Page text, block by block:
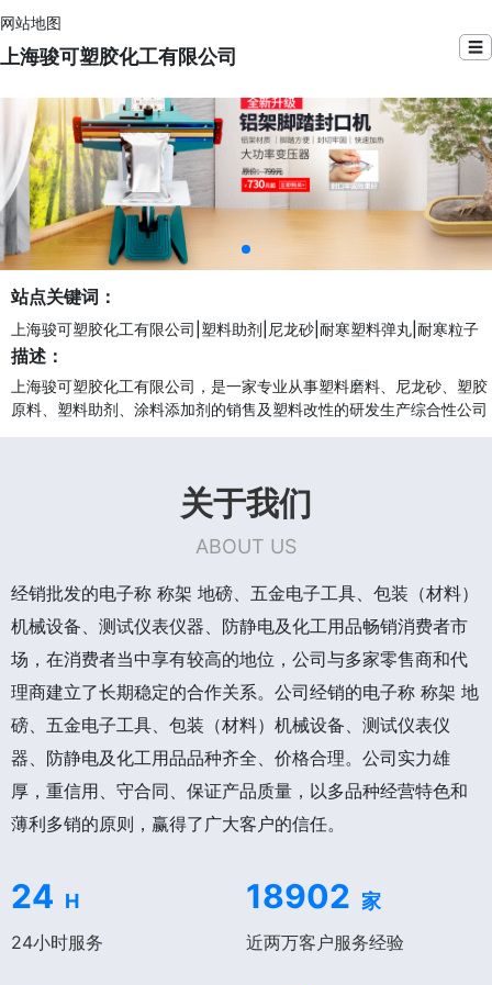
网站地图
上海骏可塑胶化工有限公司 ☰
站点关键词：
上海骏可塑胶化工有限公司|塑料助剂|尼龙砂|耐寒塑料弹丸|耐寒粒子
描述：
上海骏可塑胶化工有限公司，是一家专业从事塑料磨料、尼龙砂、塑胶
原料、塑料助剂、涂料添加剂的销售及塑料改性的研发生产综合性公司
关于我们
ABOUT US
经销批发的电子称 称架 地磅、五金电子工具、包装（材料）
机械设备、测试仪表仪器、防静电及化工用品畅销消费者市
场，在消费者当中享有较高的地位，公司与多家零售商和代
理商建立了长期稳定的合作关系。公司经销的电子称 称架 地
磅、五金电子工具、包装（材料）机械设备、测试仪表仪
器、防静电及化工用品品种齐全、价格合理。公司实力雄
厚，重信用、守合同、保证产品质量，以多品种经营特色和
薄利多销的原则，赢得了广大客户的信任。
24 H
24小时服务
18902 家
近两万客户服务经验